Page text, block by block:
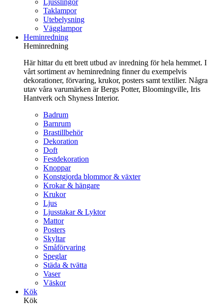
Ljusslingor
Taklampor
Utebelysning
Vägglampor
Heminredning
Heminredning
Här hittar du ett brett utbud av inredning för hela hemmet. I
vårt sortiment av heminredning finner du exempelvis
dekorationer, förvaring, krukor, posters samt textilier. Några
utav våra varumärken är Bergs Potter, Bloomingville, Iris
Hantverk och Shyness Interior.
Badrum
Barnrum
Brastillbehör
Dekoration
Doft
Festdekoration
Knoppar
Konstgjorda blommor & växter
Krokar & hängare
Krukor
Ljus
Ljusstakar & Lyktor
Mattor
Posters
Skyltar
Småförvaring
Speglar
Städa & tvätta
Vaser
Väskor
Kök
Kök